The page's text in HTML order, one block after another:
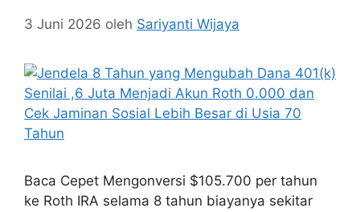
3 Juni 2026 oleh Sariyanti Wijaya
Baca Cepet Mengonversi $105.700 per tahun
ke Roth IRA selama 8 tahun biayanya sekitar